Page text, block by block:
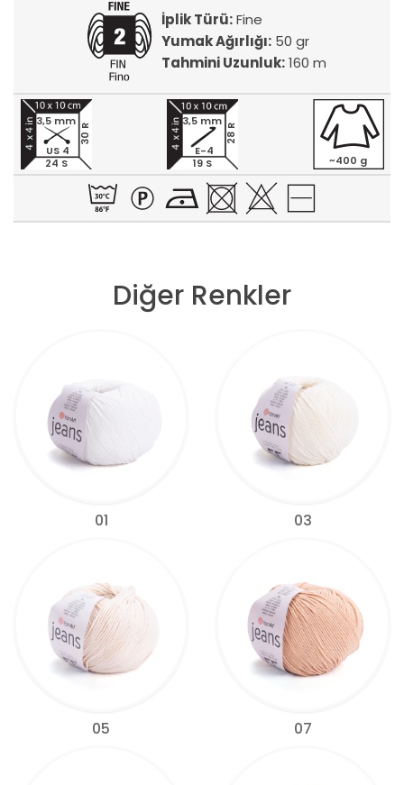
İplik Türü:Fine
Yumak Ağırlığı:50 gr
Tahmini Uzunluk:160 m
24 S
30 R
3,5 mm
US 4
19 S
28 R
3,5 mm
E-4
~400 g
Diğer Renkler
01 03
05 07